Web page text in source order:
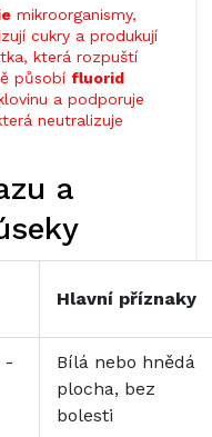
mikroorganismy,
cukry a produkují
která rozpuští
působí fluorid
a podporuje
neutralizuje
a
Hlavní příznaky
-
Bílá nebo hnědá
plocha, bez
bolesti